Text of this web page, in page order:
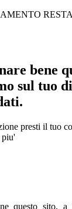
bene
sul tuo
presti il tuo
piu'
questo sito,